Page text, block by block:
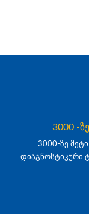
3000 -
3000-ზე
დიაგნოსტიკური